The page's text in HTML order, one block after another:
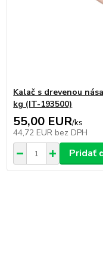
Kalač s drevenou
kg (IT-193500)
55,00 EUR/ks
44,72 EUR bez DPH
Pridať